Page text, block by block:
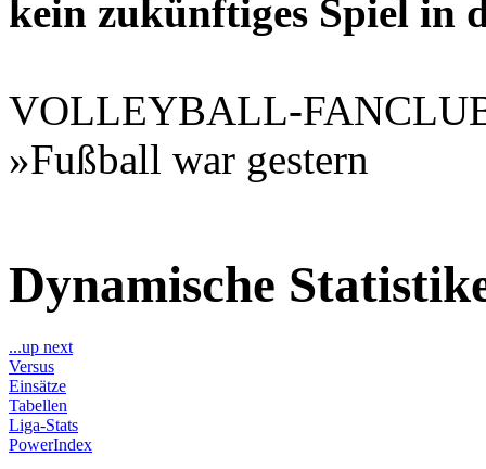
kein zukünftiges Spiel in
VOLLEYBALL-
»Fußball war gestern
Dynamische
...up next
Versus
Einsätze
Tabellen
Liga-Stats
PowerIndex